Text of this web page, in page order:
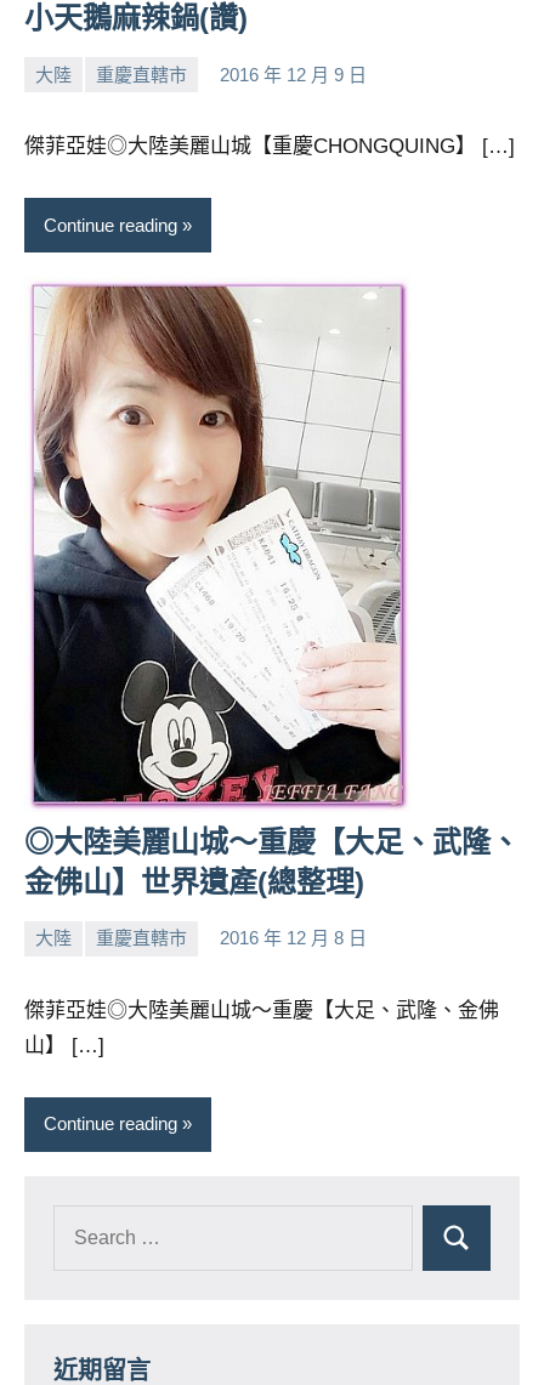
小天鵝麻辣鍋(讚)
大陸 重慶直轄市 2016 年 12 月 9 日
小No
傑菲亞娃◎大陸美麗山城【重慶CHONGQUING】 […]
Continue reading
◎大陸美麗山城～重慶【大足、武隆、
金佛山】世界遺產(總整理)
大陸 重慶直轄市 2016 年 12 月 8 日
小No
傑菲亞娃◎大陸美麗山城～重慶【大足、武隆、金佛
山】 […]
Continue reading
近期留言